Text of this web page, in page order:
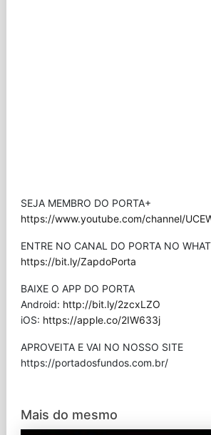
SEJA MEMBRO DO PORTA+
https://www.youtube.com/channel/
ENTRE NO CANAL DO PORTA NO
https://bit.ly/ZapdoPorta
BAIXE O APP DO PORTA
Android: http://bit.ly/2zcxLZO
iOS: https://apple.co/2IW633j
APROVEITA E VAI NO NOSSO SITE
⁠https://portadosfundos.com.br/
Mais do mesmo